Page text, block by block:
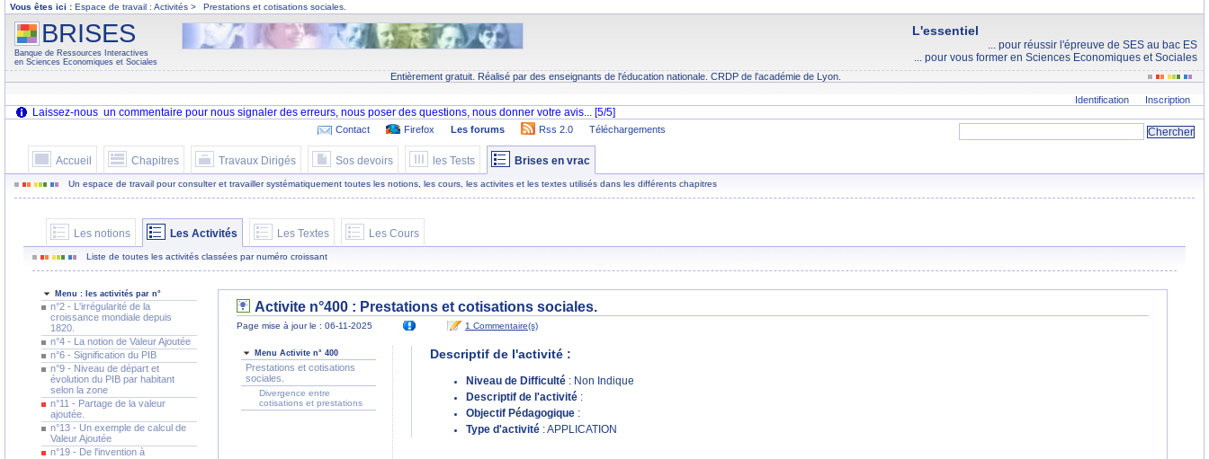
Vous êtes ici : Espace de travail : Activités > Prestations et cotisations sociales.
L'essentiel
... pour réussir l'épreuve de SES au bac ES
... pour vous former en Sciences Economiques et Sociales
BRISES
Banque de Ressources Interactives
en Sciences Economiques et Sociales
Entièrement gratuit. Réalisé par des enseignants de l'éducation nationale. CRDP de l'académie de Lyon.
Identification Inscription
Contact Firefox Les forums Rss 2.0 Téléchargements
Accueil Chapitres Travaux Dirigés Sos devoirs les Tests Brises en vrac
Un espace de travail pour consulter et travailler systématiquement toutes les notions, les cours, les activites et les textes utilisés dans les différents chapitres
Les notions Les Activités Les Textes Les Cours
Liste de toutes les activités classées par numéro croissant
Menu : les activités par n°
n°2 - L'irrégularité de la
croissance mondiale depuis
1820.
n°4 - La notion de Valeur Ajoutée
n°6 - Signification du PIB
n°9 - Niveau de départ et
évolution du PIB par habitant
selon la zone
n°11 - Partage de la valeur
ajoutée.
n°13 - Un exemple de calcul de
Valeur Ajoutée
n°19 - De l'invention à
Activite n°400 : Prestations et cotisations sociales.
Page mise à jour le : 06-11-2025 1 Commentaire(s)
Menu Activite n° 400
Prestations et cotisations
sociales.
Divergence entre
cotisations et prestations
Descriptif de l'activité :
Niveau de Difficulté : Non Indique
Descriptif de l'activité :
Objectif Pédagogique:
Type d'activité : APPLICATION